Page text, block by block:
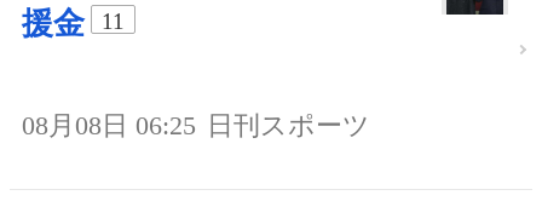
援金
11
08月08日 06:25 日刊スポーツ